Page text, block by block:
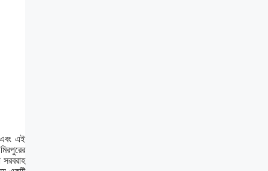
এই